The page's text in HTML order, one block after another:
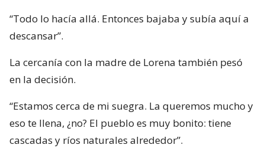
“Todo lo hacía allá. Entonces bajaba y subía aquí a
descansar”.
La cercanía con la madre de Lorena también pesó
en la decisión.
“Estamos cerca de mi suegra. La queremos mucho y
eso te llena, ¿no? El pueblo es muy bonito: tiene
cascadas y ríos naturales alrededor”.